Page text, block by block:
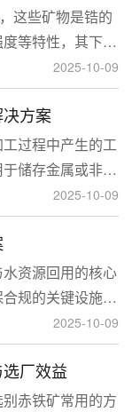
这些矿物是锆的
等特性，其下游
、电子和化工等多
需求不断增长。
2025-10-09
方案
过程中产生的工
储存金属或非金
系统、排水系统和
、山坡型、平地
2025-10-09
资源回用的核心
规的关键设施。
、化学活性强等特
系统设计方面面
2025-10-09
厂效益
赤铁矿常用的方